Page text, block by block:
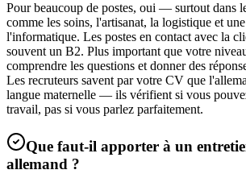
Pour beaucoup de postes, oui — surtout dans
comme les soins, l'artisanat, la logistique et
l'informatique. Les postes en contact avec la
souvent un B2. Plus important que votre
comprendre les questions et donner des
Les recruteurs savent par votre CV que
langue maternelle — ils vérifient si vous
travail, pas si vous parlez parfaitement.
Que faut-il apporter à un
allemand ?